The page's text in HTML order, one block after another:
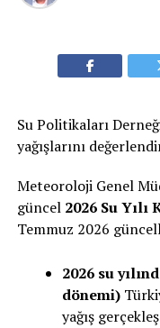
Su Politikaları
yağışlarını
Meteoroloji Genel
güncel 2026 Su
Temmuz 2026
2026 su
dönemi)
yağış